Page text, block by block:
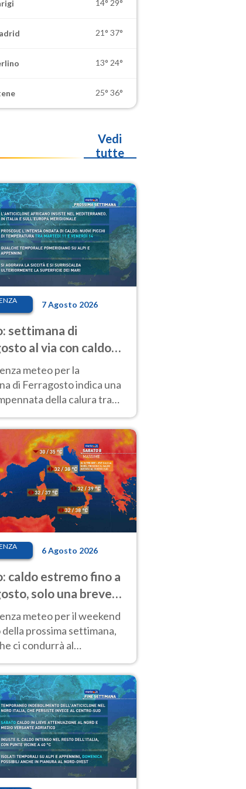
14° 29°
21° 37°
13° 24°
25° 36°
Vedi
tutte
7 Agosto 2026
settimana di
al via con caldo
e qualche temporale
meteo per la
di Ferragosto indica una
della calura tra
Nord.
6 Agosto 2026
caldo estremo fino a
solo una breve
dove
meteo per il weekend
della prossima settimana,
ci condurrà al
molto elevate